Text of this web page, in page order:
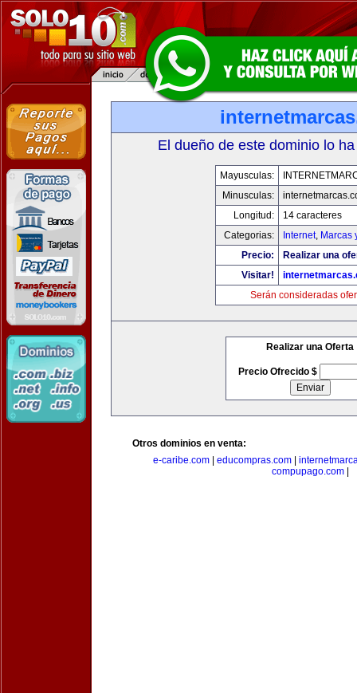
El dueño de este dominio lo
Mayusculas:
Minusculas:
Longitud:
14 caracteres
Categorias:
Internet, Marcas
Precio:
Realizar una
Visitar!
Serán consideradas
Realizar una Oferta
Precio Ofrecido $
Otros dominios en venta:
e-caribe.com| educompras.com|
compupago.com|